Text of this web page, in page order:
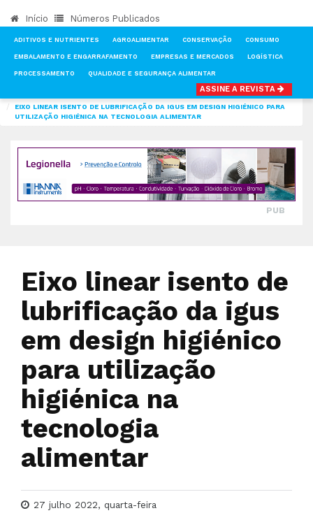
Início Números Publicados
ADITIVOS E NUTRIENTES AGROALIMENTAR CONSERVAÇÃO CONSUMO
EMBALAMENTO E ENGARRAFAMENTO EMPRESAS E MERCADOS LOGÍSTICA
PROCESSAMENTO QUALIDADE E SEGURANÇA ALIMENTAR
ASSINE A REVISTA
QUALIDADE E SEGURANÇA ALIMENTAR
EIXO LINEAR ISENTO DE LUBRIFICAÇÃO DA IGUS EM DESIGN HIGIÉNICO PARA
UTILIZAÇÃO HIGIÉNICA NA TECNOLOGIA ALIMENTAR
PUB
Eixo linear isento de
lubrificação da igus
em design higiénico
para utilização
higiénica na
tecnologia
alimentar
27 julho 2022, quarta-feira